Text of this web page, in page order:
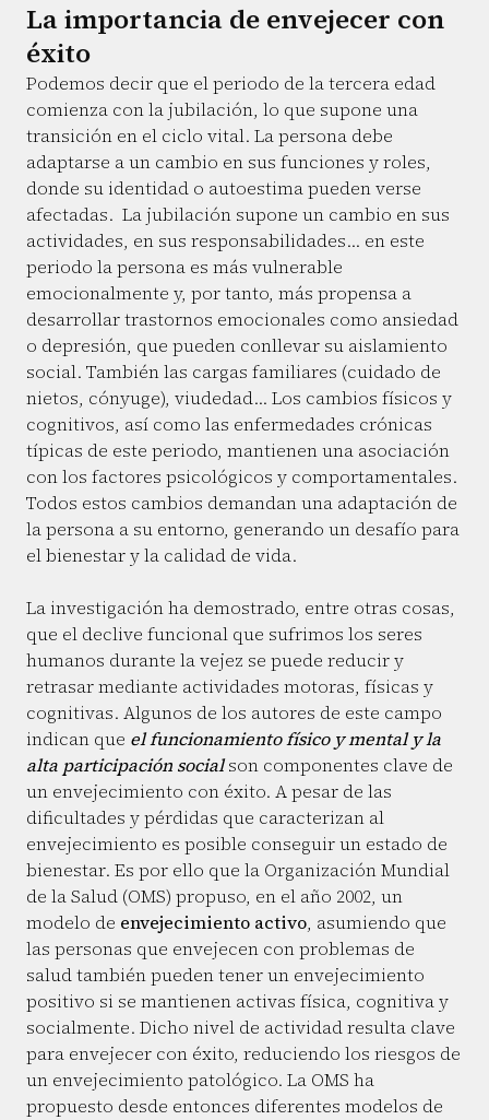
La importancia de envejecer con
éxito
Podemos decir que el periodo de la tercera edad
comienza con la jubilación, lo que supone una
transición en el ciclo vital. La persona debe
adaptarse a un cambio en sus funciones y roles,
donde su identidad o autoestima pueden verse
afectadas. La jubilación supone un cambio en sus
actividades, en sus responsabilidades… en este
periodo la persona es más vulnerable
emocionalmente y, por tanto, más propensa a
desarrollar trastornos emocionales como ansiedad
o depresión, que pueden conllevar su aislamiento
social. También las cargas familiares (cuidado de
nietos, cónyuge), viudedad… Los cambios físicos y
cognitivos, así como las enfermedades crónicas
típicas de este periodo, mantienen una asociación
con los factores psicológicos y comportamentales.
Todos estos cambios demandan una adaptación de
la persona a su entorno, generando un desafío para
el bienestar y la calidad de vida.
La investigación ha demostrado, entre otras cosas,
que el declive funcional que sufrimos los seres
humanos durante la vejez se puede reducir y
retrasar mediante actividades motoras, físicas y
cognitivas. Algunos de los autores de este campo
indican que el funcionamiento físico y mental y la
alta participación socialson componentes clave de
un envejecimiento con éxito. A pesar de las
dificultades y pérdidas que caracterizan al
envejecimiento es posible conseguir un estado de
bienestar. Es por ello que la Organización Mundial
de la Salud (OMS) propuso, en el año 2002, un
modelo de envejecimiento activo, asumiendo que
las personas que envejecen con problemas de
salud también pueden tener un envejecimiento
positivo si se mantienen activas física, cognitiva y
socialmente. Dicho nivel de actividad resulta clave
para envejecer con éxito, reduciendo los riesgos de
un envejecimiento patológico. La OMS ha
propuesto desde entonces diferentes modelos de